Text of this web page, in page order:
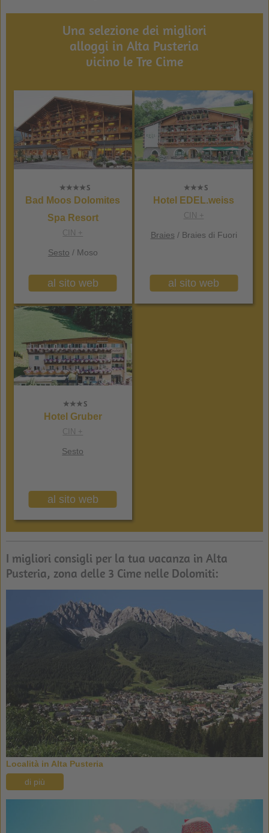
Una selezione dei migliori
alloggi in Alta Pusteria
vicino le Tre Cime
Bad Moos Dolomites
Spa Resort
CIN +
Sesto / Moso
al sito web
Hotel EDEL.weiss
CIN +
Braies / Braies di Fuori
al sito web
Hotel Gruber
CIN +
Sesto
al sito web
I migliori consigli per la tua vacanza in Alta
Pusteria, zona delle 3 Cime nelle Dolomiti:
Località in Alta Pusteria
di più